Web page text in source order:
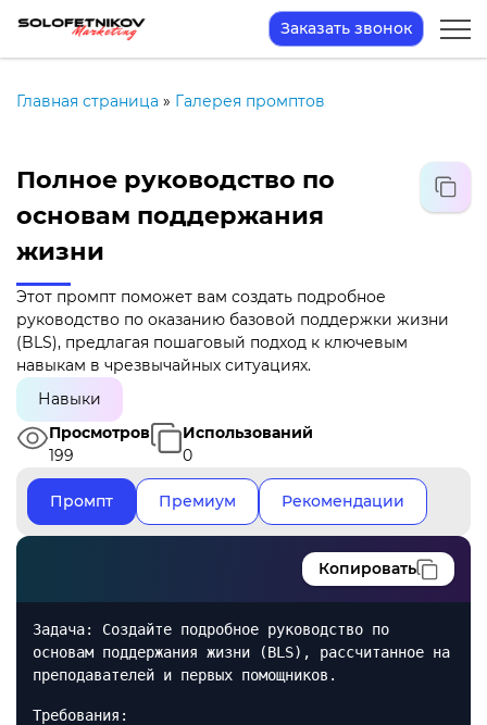
Заказать звонок
Главная страница » Галерея промптов
Полное руководство по
основам поддержания
жизни
Этот промпт поможет вам создать подробное
руководство по оказанию базовой поддержки жизни
(BLS), предлагая пошаговый подход к ключевым
навыкам в чрезвычайных ситуациях.
Навыки
Просмотров
199
Использований
0
Промпт Премиум Рекомендации
Копировать
Задача: Создайте подробное руководство по
основам поддержания жизни (BLS), рассчитанное на
преподавателей и первых помощников.
Требования: